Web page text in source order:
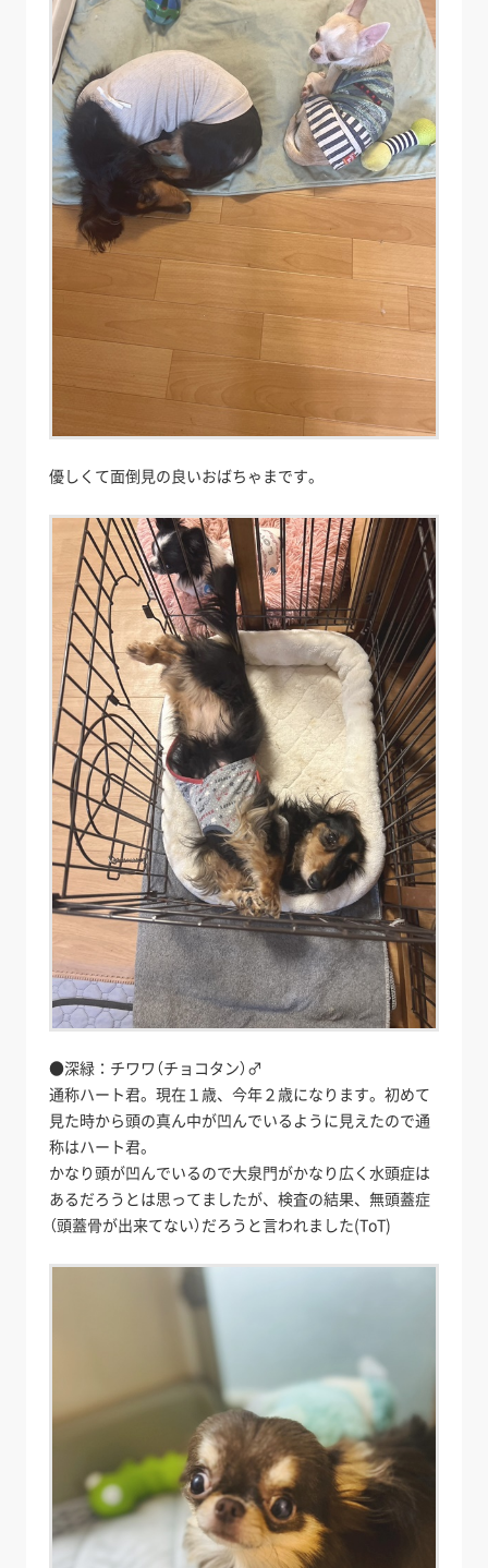
優しくて面倒見の良いおばちゃまです。
●深緑：チワワ（チョコタン）♂
通称ハート君。現在１歳、今年２歳になります。初めて
見た時から頭の真ん中が凹んでいるように見えたので通
称はハート君。
かなり頭が凹んでいるので大泉門がかなり広く水頭症は
あるだろうとは思ってましたが、検査の結果、無頭蓋症
（頭蓋骨が出来てない）だろうと言われました(ToT)